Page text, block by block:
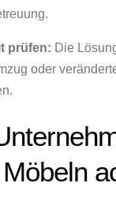
prüfen: Die
oder